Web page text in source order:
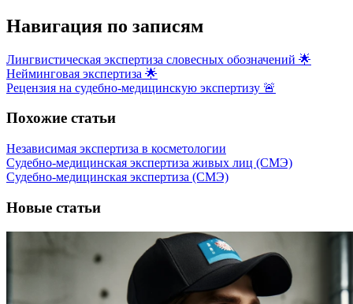
Навигация по записям
Лингвистическая экспертиза словесных обозначений 🌟
Нейминговая экспертиза 🌟
Рецензия на судебно-медицинскую экспертизу 🚨
Похожие статьи
Независимая экспертиза в косметологии
Судебно-медицинская экспертиза живых лиц (СМЭ)
Судебно-медицинская экспертиза (СМЭ)
Новые статьи